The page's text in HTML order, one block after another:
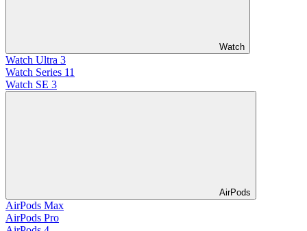
Watch
Watch Ultra 3
Watch Series 11
Watch SE 3
AirPods
AirPods Max
AirPods Pro